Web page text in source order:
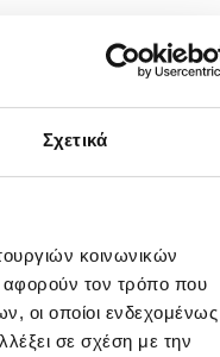
Σχετικά
κοινωνικών
αφορούν τον τρόπο που
οι οποίοι ενδεχομένως
σε σχέση με την